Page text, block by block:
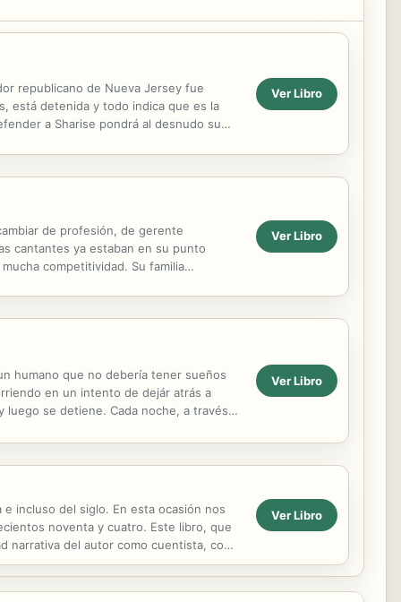
republicano de Nueva Jersey fue
está detenida y todo indica que es la
a Sharise pondrá al desnudo su
Ver Libro
de profesión, de gerente
cantantes ya estaban en su punto
competitividad. Su familia
Ver Libro
humano que no debería tener sueños
en un intento de dejár atrás a
luego se detiene. Cada noche, a través
Ver Libro
incluso del siglo. En esta ocasión nos
noventa y cuatro. Este libro, que
del autor como cuentista, como
Ver Libro